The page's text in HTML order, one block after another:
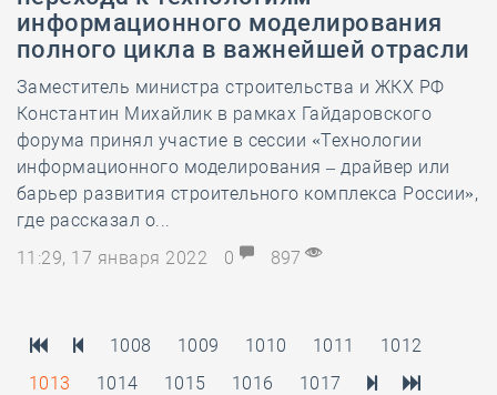
информационного моделирования
полного цикла в важнейшей отрасли
Заместитель министра строительства и ЖКХ РФ
Константин Михайлик в рамках Гайдаровского
форума принял участие в сессии «Технологии
информационного моделирования – драйвер или
барьер развития строительного комплекса России»,
где рассказал о...
11:29, 17 января 2022
0 897
1008 1009 1010 1011
1012
1013
1014 1015 1016 1017